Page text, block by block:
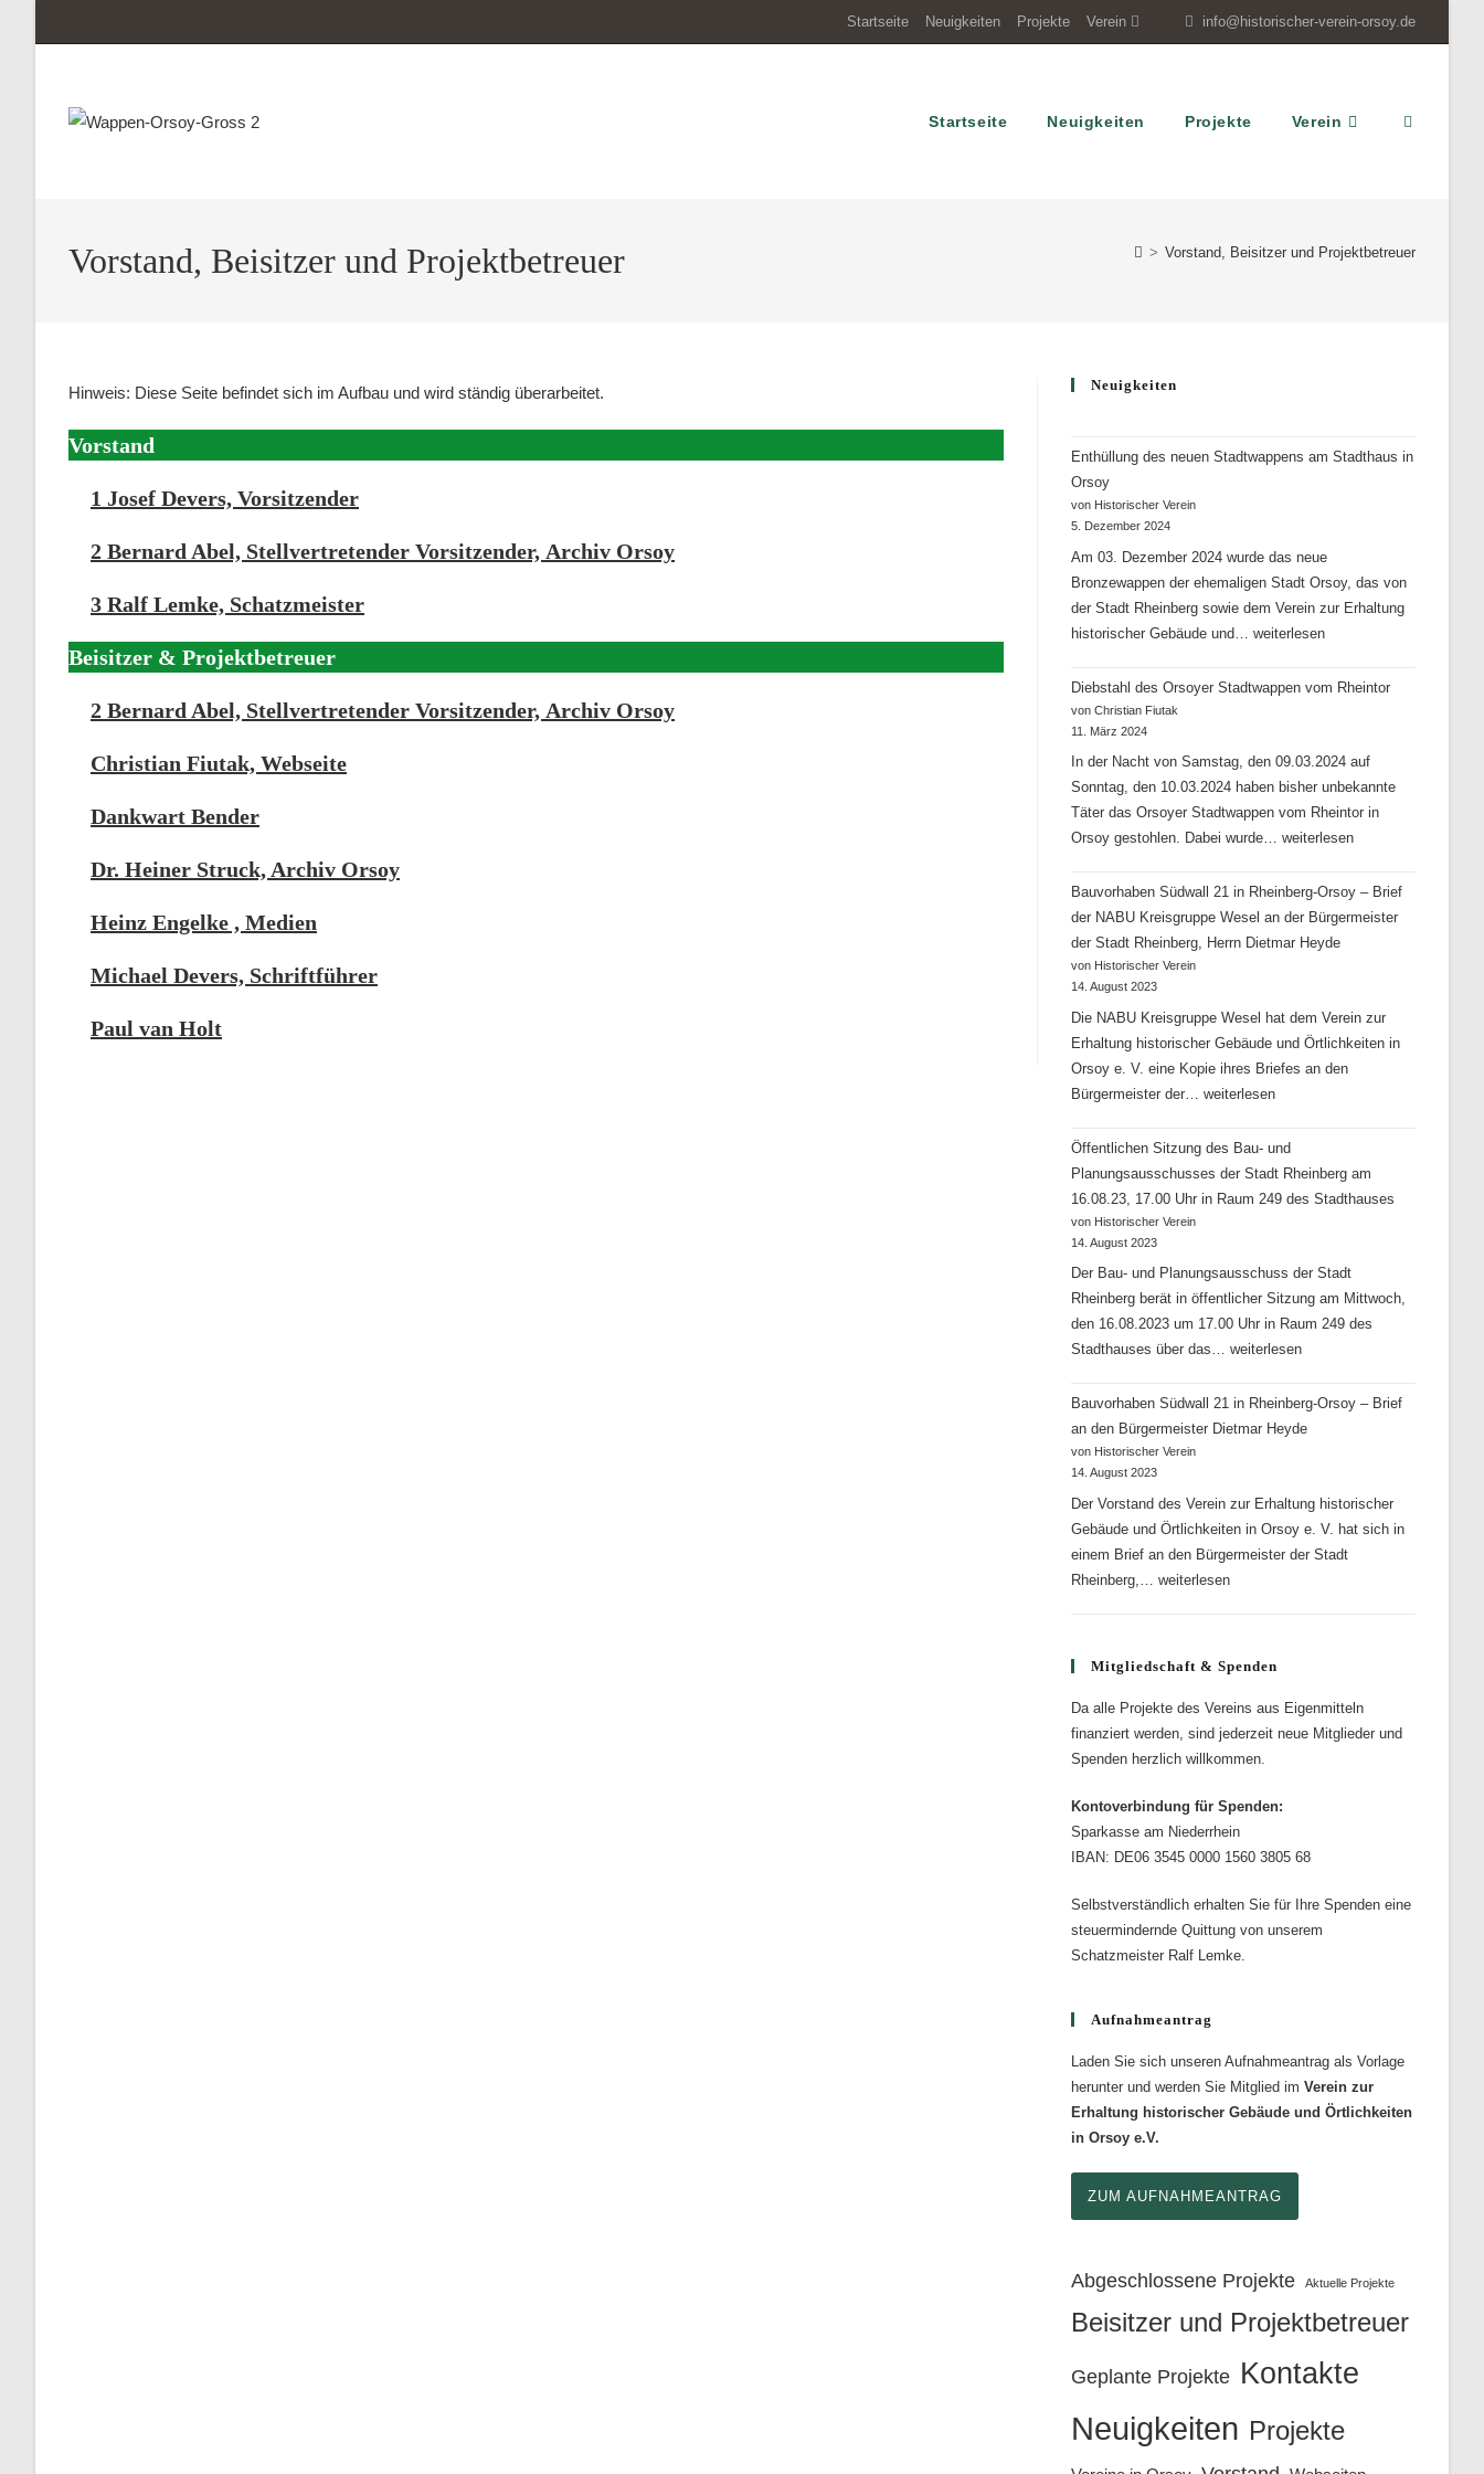
Inhalt
Startseite Neuigkeiten Projekte Verein info@historischer-verein-orsoy.de
Startseite Neuigkeiten Projekte Verein Website-
Vorstand, Beisitzer und Projektbetreuer > Vorstand, Beisitzer und Projektbetreuer
Hinweis: Diese Seite befindet sich im Aufbau und wird ständig überarbeitet.
Vorstand
1 Josef Devers, Vorsitzender
2 Bernard Abel, Stellvertretender Vorsitzender, Archiv Orsoy
3 Ralf Lemke, Schatzmeister
Beisitzer & Projektbetreuer
2 Bernard Abel, Stellvertretender Vorsitzender, Archiv Orsoy
Christian Fiutak, Webseite
Dankwart Bender
Dr. Heiner Struck, Archiv Orsoy
Heinz Engelke , Medien
Michael Devers, Schriftführer
Paul van Holt
Neuigkeiten
Enthüllung des neuen Stadtwappens am Stadthaus in
Orsoy
von Historischer Verein
5. Dezember 2024
Am 03. Dezember 2024 wurde das neue
Bronzewappen der ehemaligen Stadt Orsoy, das von
der Stadt Rheinberg sowie dem Verein zur Erhaltung
historischer Gebäude und…Enthüllung
neuen
Stadthaus
in
Orsoy
weiterlesen
Diebstahl des Orsoyer Stadtwappen vom Rheintor
von Christian Fiutak
11. März 2024
In der Nacht von Samstag, den 09.03.2024 auf
Sonntag, den 10.03.2024 haben bisher unbekannte
Täter das Orsoyer Stadtwappen vom Rheintor in
Orsoy gestohlen. Dabei wurde…Diebstahl
Orsoyer
Stadtwappen
vom
weiterlesen
Bauvorhaben Südwall 21 in Rheinberg-Orsoy – Brief
der NABU Kreisgruppe Wesel an der Bürgermeister
der Stadt Rheinberg, Herrn Dietmar Heyde
von Historischer Verein
14. August 2023
Die NABU Kreisgruppe Wesel hat dem Verein zur
Erhaltung historischer Gebäude und Örtlichkeiten in
Orsoy e. V. eine Kopie ihres Briefes an den
Bürgermeister der…Bauvorhaben
21
in
Rheinberg-
Brief
der
Wesel
an
der
Stadt
Rheinberg,
Herrn
weiterlesen
Öffentlichen Sitzung des Bau- und
Planungsausschusses der Stadt Rheinberg am
16.08.23, 17.00 Uhr in Raum 249 des Stadthauses
von Historischer Verein
14. August 2023
Der Bau- und Planungsausschuss der Stadt
Rheinberg berät in öffentlicher Sitzung am Mittwoch,
den 16.08.2023 um 17.00 Uhr in Raum 249 des
Stadthauses über das…Öffentlichen
des
Bau-
der
Uhr
in
Raum
249
Stadthauses
weiterlesen
Bauvorhaben Südwall 21 in Rheinberg-Orsoy – Brief
an den Bürgermeister Dietmar Heyde
von Historischer Verein
14. August 2023
Der Vorstand des Verein zur Erhaltung historischer
Gebäude und Örtlichkeiten in Orsoy e. V. hat sich in
einem Brief an den Bürgermeister der Stadt
Rheinberg,…Bauvorhaben
in
Orsoy
–
an
den
Bürgermeister
Heyde
weiterlesen
Mitgliedschaft & Spenden
Da alle Projekte des Vereins aus Eigenmitteln
finanziert werden, sind jederzeit neue Mitglieder und
Spenden herzlich willkommen.
Kontoverbindung für Spenden:
Sparkasse am Niederrhein
IBAN: DE06 3545 0000 1560 3805 68
Selbstverständlich erhalten Sie für Ihre Spenden eine
steuermindernde Quittung von unserem
Schatzmeister Ralf Lemke.
Aufnahmeantrag
Laden Sie sich unseren Aufnahmeantrag als Vorlage
herunter und werden Sie Mitglied imVerein zur
Erhaltung historischer Gebäude und Örtlichkeiten
in Orsoy e.V.
ZUM AUFNAHMEANTRAG
Abgeschlossene Projekte Aktuelle Projekte
Beisitzer und Projektbetreuer
Geplante Projekte Kontakte
Neuigkeiten Projekte